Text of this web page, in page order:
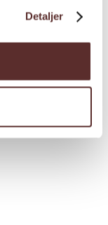
Detaljer
hydropower?
will